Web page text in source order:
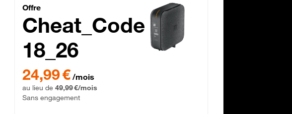
Offre
Cheat_Code
18_26
24,99 € /mois
au lieu de 49,99 €/mois
Sans engagement